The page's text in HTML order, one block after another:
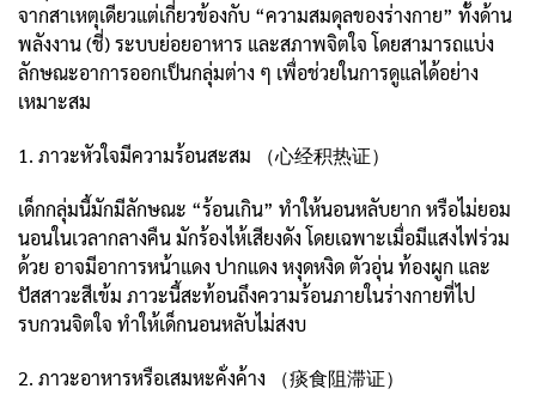
จากสาเหตุเดียวแต่เกี่ยวข้องกับ “ความสมดุลของร่างกาย” ทั้งด้าน
พลังงาน (ชี่) ระบบย่อยอาหาร และสภาพจิตใจ โดยสามารถแบ่ง
ลักษณะอาการออกเป็นกลุ่มต่าง ๆ เพื่อช่วยในการดูแลได้อย่าง
เหมาะสม
1. ภาวะหัวใจมีความร้อนสะสม （心经积热证）
เด็กกลุ่มนี้มักมีลักษณะ “ร้อนเกิน” ทำให้นอนหลับยาก หรือไม่ยอม
นอนในเวลากลางคืน มักร้องไห้เสียงดัง โดยเฉพาะเมื่อมีแสงไฟร่วม
ด้วย อาจมีอาการหน้าแดง ปากแดง หงุดหงิด ตัวอุ่น ท้องผูก และ
ปัสสาวะสีเข้ม ภาวะนี้สะท้อนถึงความร้อนภายในร่างกายที่ไป
รบกวนจิตใจ ทำให้เด็กนอนหลับไม่สงบ
2. ภาวะอาหารหรือเสมหะคั่งค้าง （痰食阻滞证）